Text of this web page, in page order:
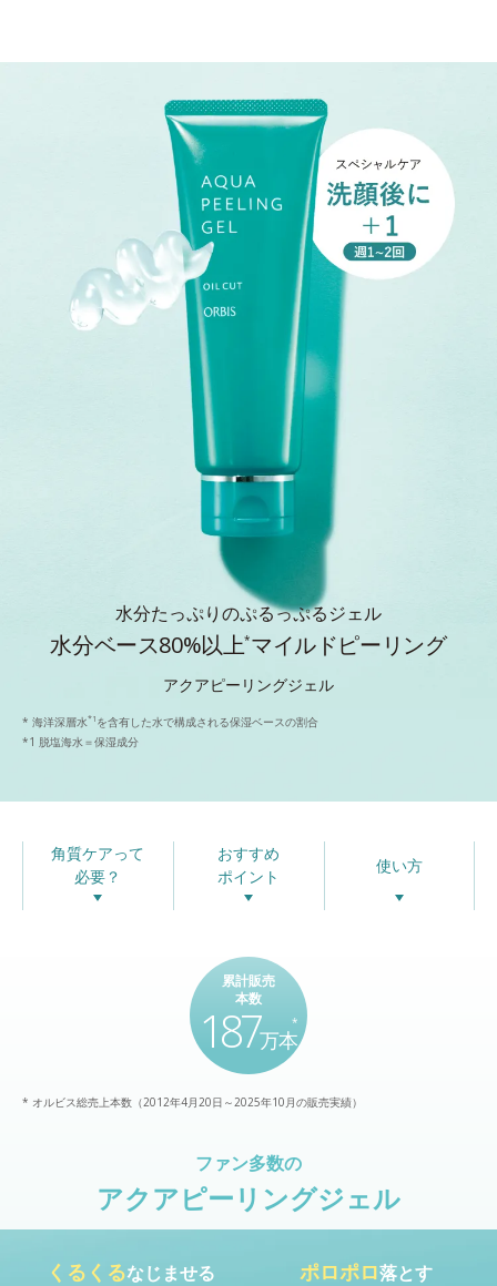
水分たっぷりのぷるっぷるジェル
水分ベース80%以上*マイルドピーリング
アクアピーリングジェル
* 海洋深層水*1 を含有した水で構成される保湿ベースの割合
*1 脱塩海水＝保湿成分
角質ケアって
必要？
おすすめ
ポイント
使い方
累計販売
本数
187万本
*
* オルビス総売上本数（2012年4月20日～2025年10月の販売実績）
ファン多数の
アクアピーリングジェル
くるくるなじませる ポロポロ落とす